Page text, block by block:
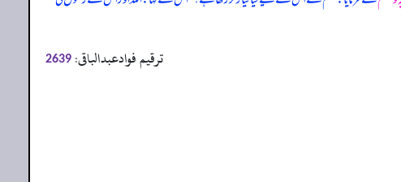
ترقیم فوادعبدالباقی: 2639